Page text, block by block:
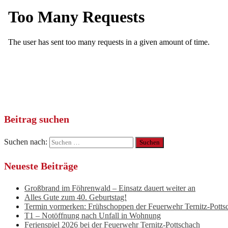
Beitrag suchen
Suchen nach:
Neueste Beiträge
Großbrand im Föhrenwald – Einsatz dauert weiter an
Alles Gute zum 40. Geburtstag!
Termin vormerken: Frühschoppen der Feuerwehr Ternitz-
T1 – Notöffnung nach Unfall in Wohnung
Ferienspiel 2026 bei der Feuerwehr Ternitz-Pottschach